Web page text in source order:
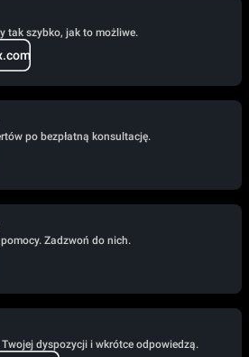
tak szybko, jak to możliwe.
po bezpłatną konsultację.
Zadzwoń do nich.
dyspozycji i wkrótce odpowiedzą.